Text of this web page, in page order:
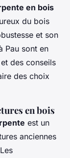
en bois
du bois
et son
Pau sont en
des conseils
des choix
en bois
est un
anciennes